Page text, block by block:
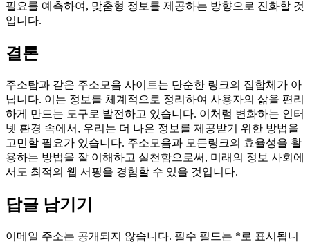
필요를 예측하여, 맞춤형 정보를 제공하는 방향으로 진화할 것
입니다.
결론
주소탑과 같은 주소모음 사이트는 단순한 링크의 집합체가 아
닙니다. 이는 정보를 체계적으로 정리하여 사용자의 삶을 편리
하게 만드는 도구로 발전하고 있습니다. 이처럼 변화하는 인터
넷 환경 속에서, 우리는 더 나은 정보를 제공받기 위한 방법을
고민할 필요가 있습니다. 주소모음과 모든링크의 효율성을 활
용하는 방법을 잘 이해하고 실천함으로써, 미래의 정보 사회에
서도 최적의 웹 서핑을 경험할 수 있을 것입니다.
답글 남기기
이메일 주소는 공개되지 않습니다. 필수 필드는 *로 표시됩니